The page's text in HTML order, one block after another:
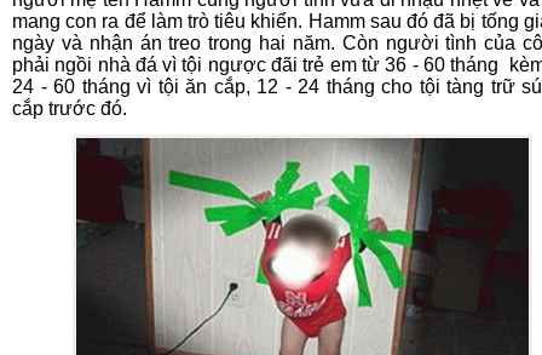
mang con ra để làm trò tiêu khiển. Hamm sau đó đã bị tống
ngày và nhận án treo trong hai năm. Còn người tình của
phải ngồi nhà đá vì tội ngược đãi trẻ em từ 36 - 60 tháng
24 - 60 tháng vì tội ăn cắp, 12 - 24 tháng cho tội tàng trữ
cắp trước đó.